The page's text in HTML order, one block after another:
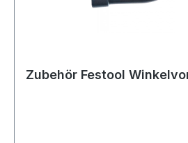
Küchenmontage Montage von Beschlägen,
in Verbindung mit 152 mm
Zubehör Festool